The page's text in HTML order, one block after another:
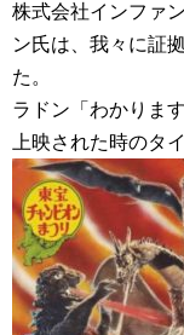
株式会社インファ
ン氏は、我々に証
た。
ラドン「わかりま
上映された時のタ